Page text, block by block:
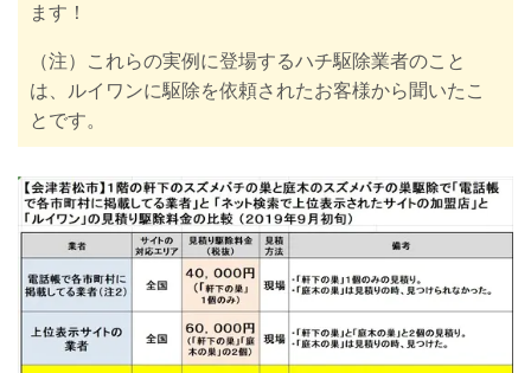
ます！
（注）これらの実例に登場するハチ駆除業者のこと
は、ルイワンに駆除を依頼されたお客様から聞いたこ
とです。